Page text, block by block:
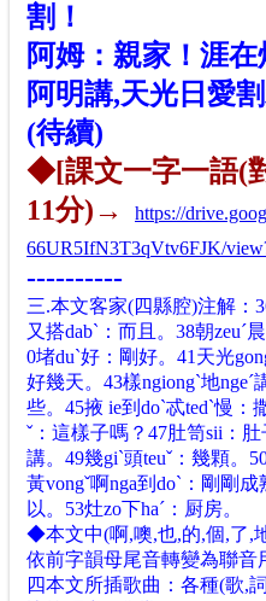
割！
阿姆：親家！涯在
阿明講,天光日愛
(待續)
◆[課文一字一語(
11分)→
https://
66UR5IfN3T3qVtv6FJK/
----------
三.本文客家(四縣腔)注解：
又搭dabˋ：而且。38朝zeuˊ
0堵duˋ好：剛好。41天光
好幾天。43樣ngiongˋ地
些。45掖 ie到doˋ忒tedˋ慢：
ˇ：這樣子嗎？47肚笥sii：肚
講。49幾giˋ頭teuˇ：幾顆。
黃vongˇ啊nga到doˋ：剛剛
以。53灶zo下haˊ：厨房。
◆本文中(啊,噢,也,的,個,了,
依前字韻母尾音轉變為聯音
四本文所插歌曲：各種(歌,